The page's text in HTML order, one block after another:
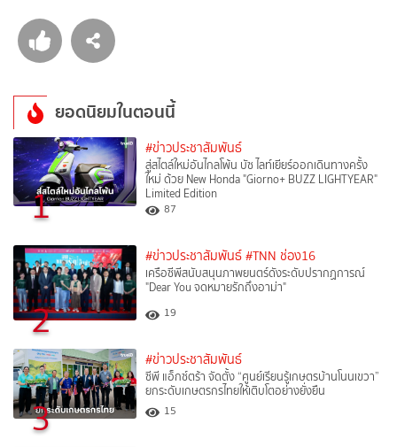
ยอดนิยมในตอนนี้
1
#ข่าวประชาสัมพันธ์
สู่สไตล์ใหม่อันไกลโพ้น บัซ ไลท์เยียร์ออกเดินทางครั้ง
ใหม่ ด้วย New Honda "Giorno+ BUZZ LIGHTYEAR"
Limited Edition
87
2
#ข่าวประชาสัมพันธ์ #TNN ช่อง16
เครือซีพีสนับสนุนภาพยนตร์ดังระดับปรากฏการณ์
"Dear You จดหมายรักถึงอาม่า"
19
3
#ข่าวประชาสัมพันธ์
ซีพี แอ็กซ์ตร้า จัดตั้ง “ศูนย์เรียนรู้เกษตรบ้านโนนเขวา”
ยกระดับเกษตรกรไทยให้เติบโตอย่างยั่งยืน
15